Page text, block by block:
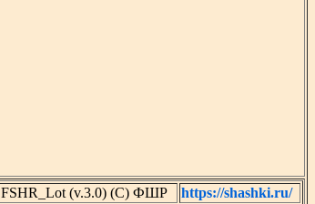
FSHR_Lot (v.3.0) (C) ФШР
https://shashki.ru/